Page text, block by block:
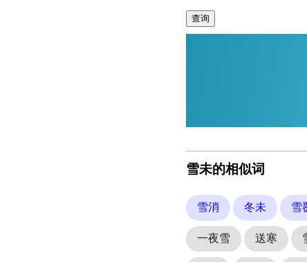
查询
雪未的相似词
雪消 冬未 雪
一夜雪 送寒